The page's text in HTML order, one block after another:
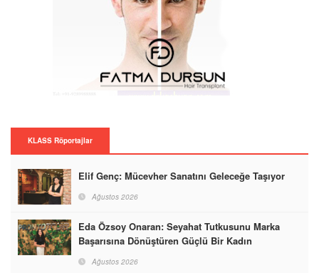
KLASS Röportajlar
Elif Genç: Mücevher Sanatını Geleceğe Taşıyor
Ağustos 2026
Eda Özsoy Onaran: Seyahat Tutkusunu Marka
Başarısına Dönüştüren Güçlü Bir Kadın
Ağustos 2026